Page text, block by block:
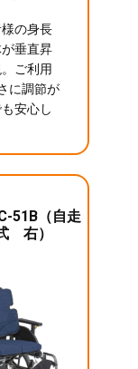
の身長
垂直昇
ご利用
に調節が
安心し
51B（自走
右）